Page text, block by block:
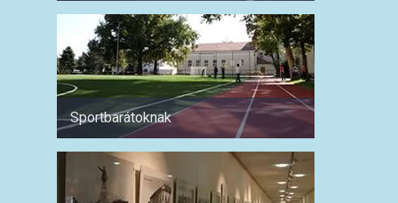
Sportbarátoknak